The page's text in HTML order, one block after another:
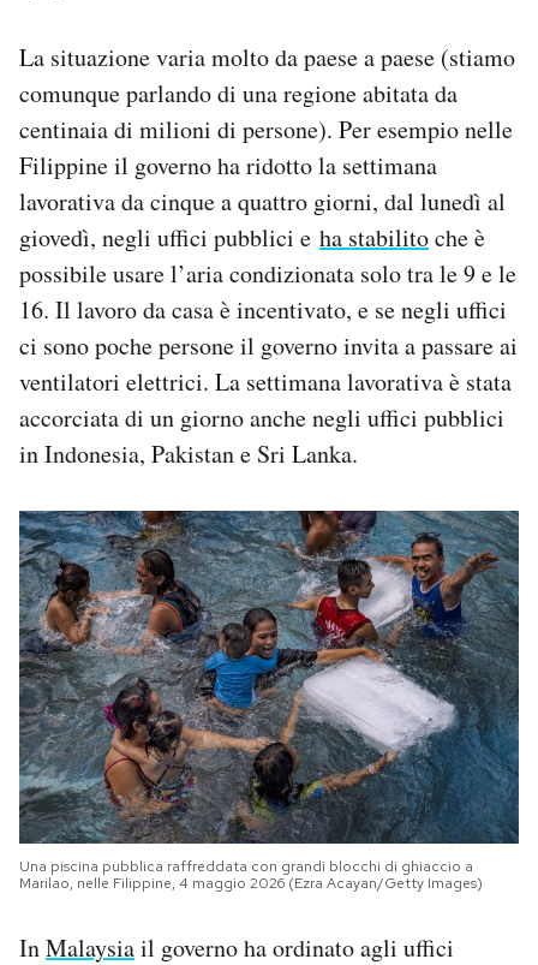
La situazione varia molto da paese a paese (stiamo
comunque parlando di una regione abitata da
centinaia di milioni di persone). Per esempio nelle
Filippine il governo ha ridotto la settimana
lavorativa da cinque a quattro giorni, dal lunedì al
giovedì, negli uffici pubblici e ha stabilitoche è
possibile usare l’aria condizionata solo tra le 9 e le
16. Il lavoro da casa è incentivato, e se negli uffici
ci sono poche persone il governo invita a passare ai
ventilatori elettrici. La settimana lavorativa è stata
accorciata di un giorno anche negli uffici pubblici
in Indonesia, Pakistan e Sri Lanka.
Una piscina pubblica raffreddata con grandi blocchi di ghiaccio a
Marilao, nelle Filippine, 4 maggio 2026 (Ezra Acayan/Getty Images)
InMalaysiail governo ha ordinato agli uffici